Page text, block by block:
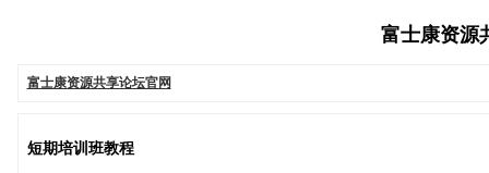
富士康资源
富士康资源共享论坛官网
短期培训班教程